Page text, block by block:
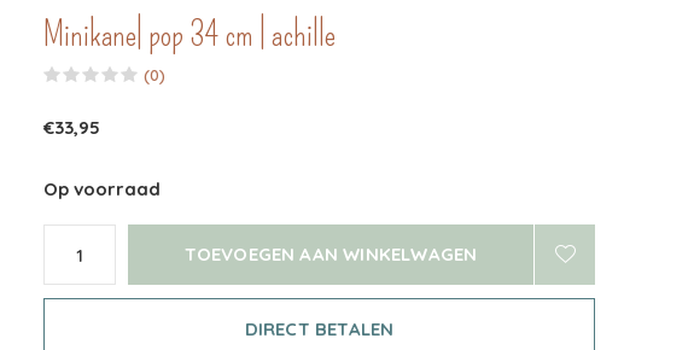
Minikane| pop 34 cm | achille
(0)
€33,95
Op voorraad
TOEVOEGEN AAN WINKELWAGEN
DIRECT BETALEN